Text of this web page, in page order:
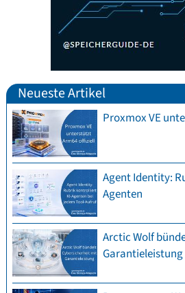
Neueste Artikel
Proxmox VE
Agent Identity:
Agenten
Arctic Wolf
Garantieleistung